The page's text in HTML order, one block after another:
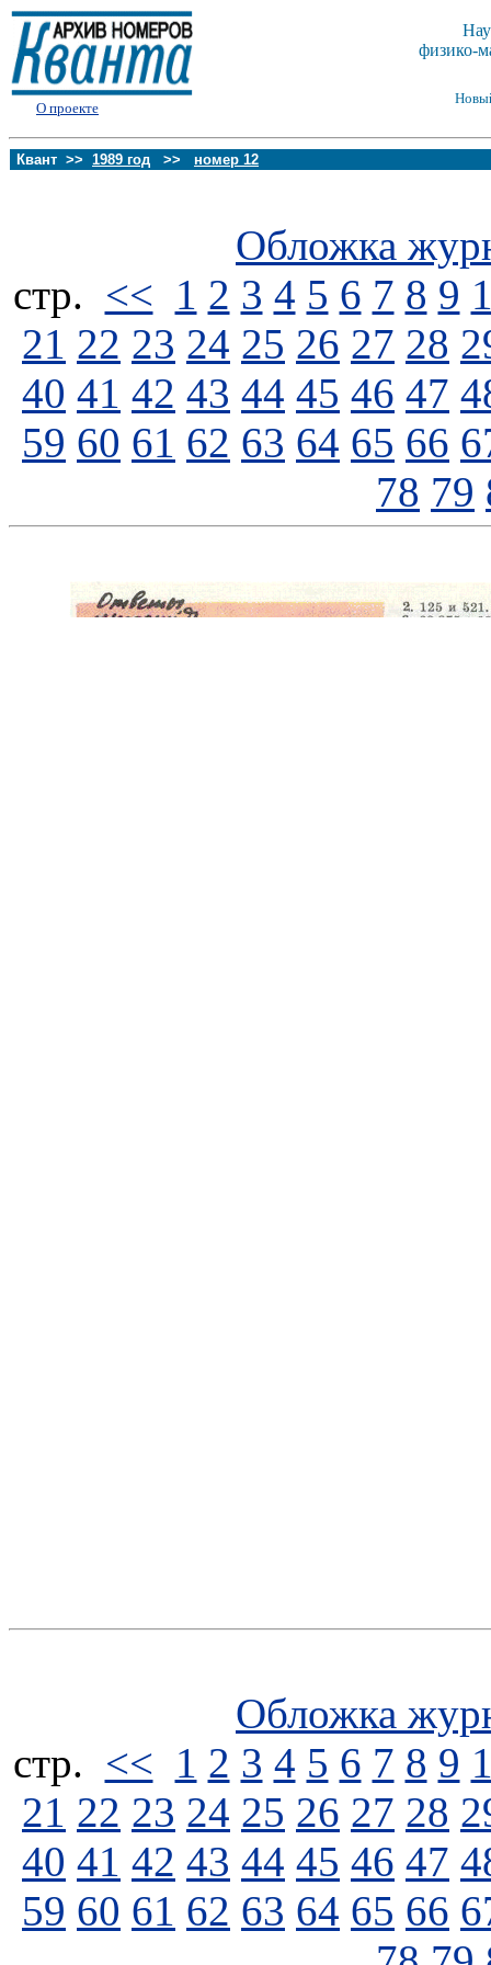
О проекте
физико-
Квант >> 1989 год >> номер 12
Обложка
стp. << 1 2 3 4 5 6 7 8 9
21 22 23 24 25 26 27 28
40 41 42 43 44 45 46 47
59 60 61 62 63 64 65 66
78 79
Обложка
стp. << 1 2 3 4 5 6 7 8 9
21 22 23 24 25 26 27 28
40 41 42 43 44 45 46 47
59 60 61 62 63 64 65 66